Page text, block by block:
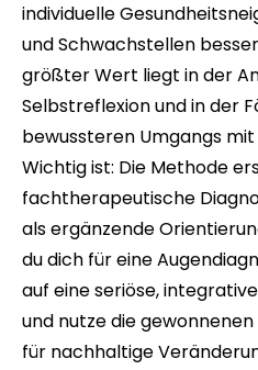
individuelle
und Schwachstellen
größter Wert liegt in der
Selbstreflexion und in der
bewussteren Umgangs
Wichtig ist: Die Methode
fachtherapeutische
als ergänzende
du dich für eine
auf eine seriöse,
und nutze die
für nachhaltige